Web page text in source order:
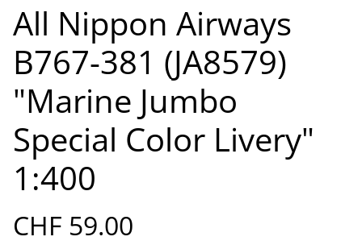
All Nippon Airways
B767-381 (JA8579)
"Marine Jumbo
Special Color Livery"
1:400
CHF 59.00